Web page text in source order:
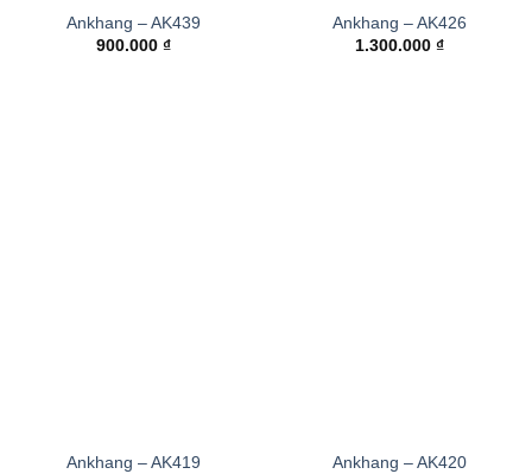
Ankhang – AK439
900.000 ₫
Ankhang – AK426
1.300.000 ₫
Ankhang – AK419
Ankhang – AK420